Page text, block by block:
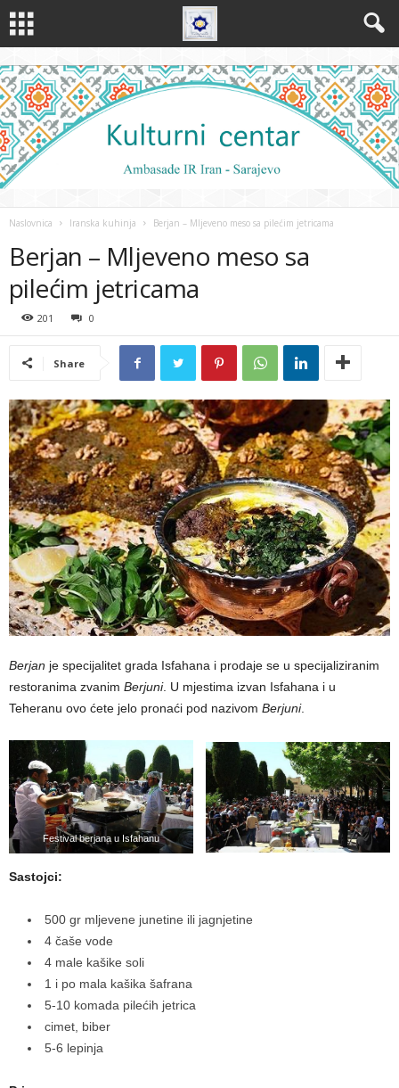
Naslovnica Iranska kuhinja Berjan – Mljeveno meso sa pilećim jetricama
Berjan – Mljeveno meso sa
pilećim jetricama
201 0
Share
Berjan je specijalitet grada Isfahana i prodaje se u specijaliziranim
restoranima zvanim Berjuni. U mjestima izvan Isfahana i u
Teheranu ovo ćete jelo pronaći pod nazivom Berjuni.
Festival berjana u Isfahanu
Sastojci:
500 gr mljevene junetine ili jagnjetine
4 čaše vode
4 male kašike soli
1 i po mala kašika šafrana
5-10 komada pilećih jetrica
cimet, biber
5-6 lepinja